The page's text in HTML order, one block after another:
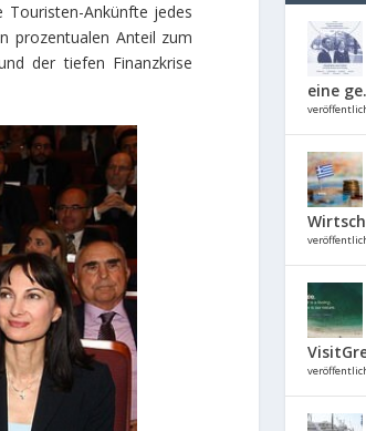
Ankünfte jedes
prozentualen Anteil zum
der tiefen Finanzkrise
eine